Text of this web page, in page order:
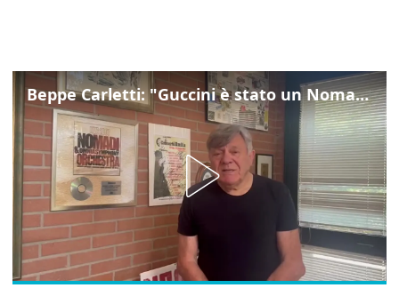
Beppe Carletti: "Guccini è stato un Nomade"